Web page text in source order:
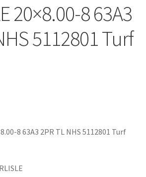
20×8.00-8 63A3
5112801 Turf
8 63A3 2PR TL NHS 5112801 Turf